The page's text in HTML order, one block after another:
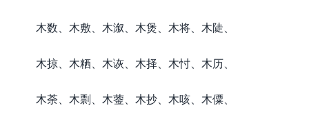
木数、木敷、木溆、木煲、木将、木陡、
木掠、木粞、木诙、木择、木忖、木历、
木荼、木剽、木蓥、木抄、木咳、木僳、